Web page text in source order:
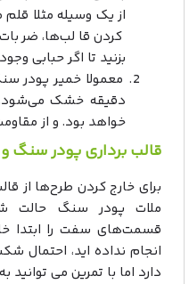
از یک وسیله مثلا قلم
کردن قالب‌ها،
بزنید تا اگر حبابی
معمولا خمیر پودر
دقیقه خشک می‌شود.
خواهد بود. و از
قالب برداری پودر سنگ
برای خارج کردن طرح‌ها از
ملات پودر سنگ حالت
قسمت‌های سفت را ابتدا خارج
انجام نداده اید، احتمال
دارد اما با تمرین می توانید